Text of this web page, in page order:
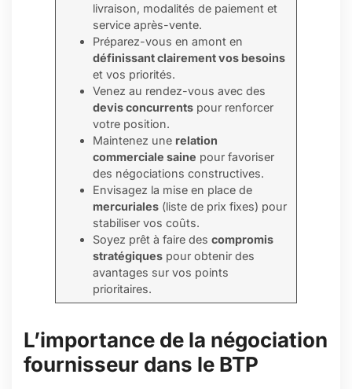
livraison, modalités de paiement et
service après-vente.
Préparez-vous en amont en
définissant clairement vos besoins
et vos priorités.
Venez au rendez-vous avec des
devis concurrents pour renforcer
votre position.
Maintenez une relation
commerciale saine pour favoriser
des négociations constructives.
Envisagez la mise en place de
mercuriales (liste de prix fixes) pour
stabiliser vos coûts.
Soyez prêt à faire descompromis
stratégiques pour obtenir des
avantages sur vos points
prioritaires.
L’importance de la négociation
fournisseur dans le BTP